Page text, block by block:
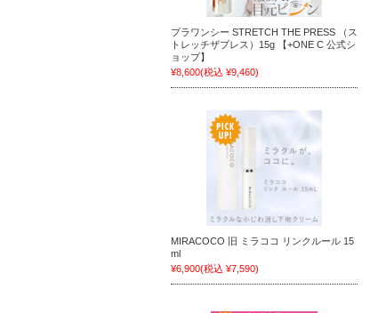
プラワンシー STRETCH THE PRESS （ス
トレッチザプレス）15g 【+ONE C 公式シ
ョップ】
¥8,600(税込 ¥9,460)
MIRACOCO 旧 ミラココ リンクルール 15
ml
¥6,900(税込 ¥7,590)